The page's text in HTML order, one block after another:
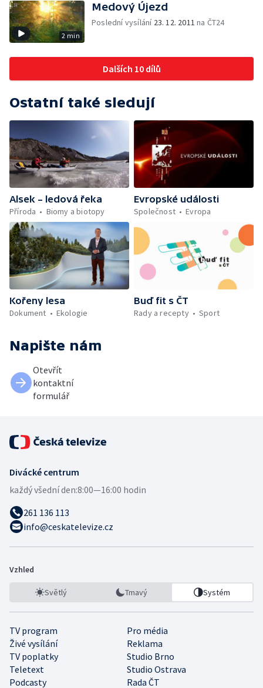
2 min
Medový Újezd
Poslední vysílání 23. 12. 2011 na ČT24
Dalších 10 dílů
Ostatní také sledují
Alsek – ledová řeka
Příroda
Biomy a biotopy
Evropské události
Společnost
Evropa
Kořeny lesa
Dokument
Ekologie
Buď fit s ČT
Rady a recepty
Sport
Napište nám
Otevřít
kontaktní
formulář
Divácké centrum
každý všední den:8:00—16:00 hodin
261 136 113
info@ceskatelevize.cz
Vzhled
Světlý Tmavý Systém
TV program
Pro média
Živé vysílání
Reklama
TV poplatky
Studio Brno
Teletext
Studio Ostrava
Podcasty
Rada ČT